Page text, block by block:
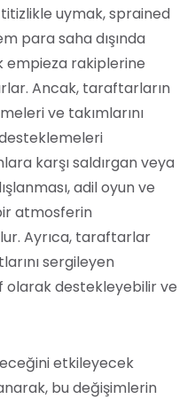
uymak, sprained
para saha dışında
empieza rakiplerine
Ancak, taraftarların
ve takımlarını
karşı saldırgan veya
adil oyun ve
atmosferin
Ayrıca, taraftarlar
sergileyen
olarak destekleyebilir ve
etkileyecek
bu değişimlerin